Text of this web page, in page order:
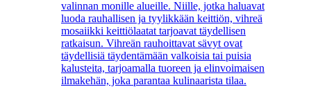
valinnan monille alueille. Niille, jotka haluavat
luoda rauhallisen ja tyylikkään keittiön, vihreä
mosaiikki keittiölaatat tarjoavat täydellisen
ratkaisun. Vihreän rauhoittavat sävyt ovat
täydellisiä täydentämään valkoisia tai puisia
kalusteita, tarjoamalla tuoreen ja elinvoimaisen
ilmakehän, joka parantaa kulinaarista tilaa.